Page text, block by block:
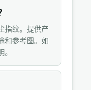
指纹。提供产
和参考图。如